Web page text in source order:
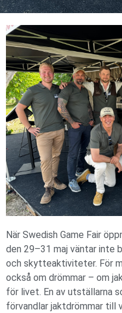
När Swedish Game Fair
den 29–31 maj väntar inte
och skytteaktiviteter. För
också om drömmar – om
för livet. En av utställarna
förvandlar jaktdrömmar till